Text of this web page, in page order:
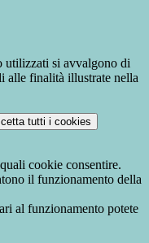
utilizzati si avvalgono di
alle finalità illustrate nella
tutti i cookies
cookie consentire.
il funzionamento della
al funzionamento potete